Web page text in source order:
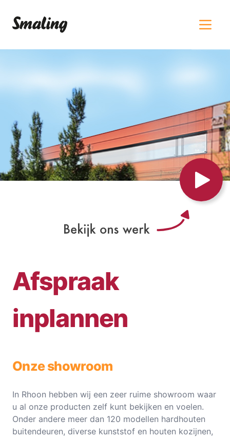
Afspraak
inplannen
Onze showroom
In Rhoon hebben wij een zeer ruime showroom waar
u al onze producten zelf kunt bekijken en voelen.
Onder andere meer dan 120 modellen hardhouten
buitendeuren, diverse kunststof en houten kozijnen,